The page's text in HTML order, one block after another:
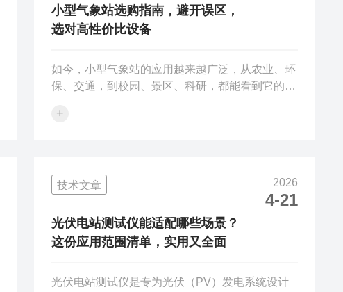
对设备，实现“精准匹配、高效实用”的采购目标。
一、选购前必明确：核心需求与应用场景...
小型气象站选购指南，避开误区，
选对高性价比设备
如今，小型气象站的应用越来越广泛，从农业、环
保、交通，到校园、景区、科研，都能看到它的身
多人在选购时容易陷入误区，要么盲目追求“高参
与特点，为大家整理一份详细的选购指南，帮助大
家避开误区，选对适合自己的小型气象站。选购小
型气象站，核心是“按需选择、兼顾质量与性价
比”，重点关注以下5个核心维度，避开常见...
+
技术文章 2026
4-21
光伏电站测试仪能适配哪些场景？
这份应用范围清单，实用又全面
光伏电站测试仪是专为光伏（PV）发电系统设计